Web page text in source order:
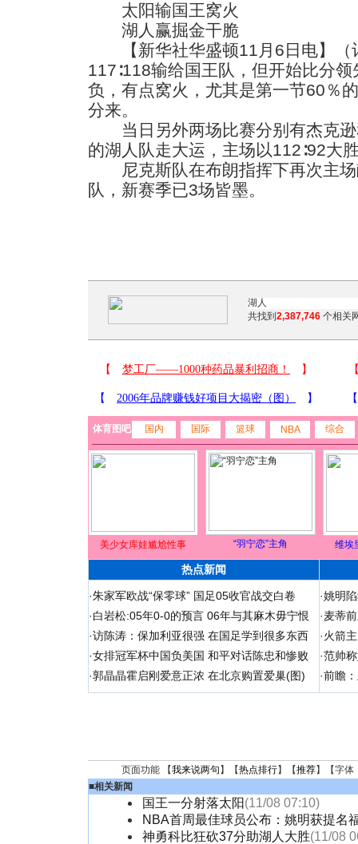
太阳输国王窝火
湖人赢掘金干脆
【新华社华盛顿11月6日电】（
117∶118输给国王队，但开始比分
负，有点窝火，尤其是第一节60％
分来。
当日另外两场比赛分别有杰克逊
的湖人队走大运，主场以112∶92大
尼克斯队在布朗指挥下再次主场
队，新赛季已3场皆墨。
共找到 2,387,746 个相关
体育图吧 国内 国际 篮球 NBA 综合
美少女库娃尴尬性事 “羽宁恋”主角 维埃
热点新闻
·朱家军欧战“保零球” 国足05收官战交白卷
·白岩松:05年0-0的预言 06年与其麻木毋宁恨
·访陈涛：保加利亚很强 在国足学到很多东西
·女排冠军杯中国负美国 和平对话陈忠和惨败
·郭晶晶霍启刚爱意正浓 在北京购置爱巢(图)
·姚明
·麦蒂
·火箭
·范帅
·前瞻
页面功能 【我来说两句 】【热点排行】【推荐】【字体
■相关新闻
国王一分射落太阳(11/08 07:10)
NBA首周最佳球员公布：姚明获提名
神勇科比狂砍37分助湖人大胜(11/08